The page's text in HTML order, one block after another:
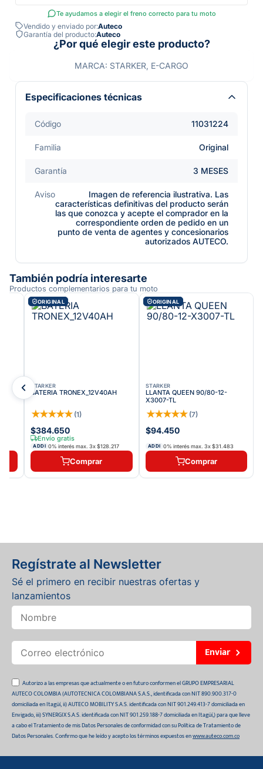
Te ayudamos a elegir el freno correcto para tu moto
Vendido y enviado por:Auteco
Garantía del producto:Auteco
¿Por qué elegir este producto?
MARCA: STARKER, E-CARGO
Especificaciones técnicas
Código 11031224
Familia Original
Garantía 3 MESES
Aviso
Imagen de referencia ilustrativa. Las
características definitivas del producto serán
las que conozca y acepte el comprador en la
correspondiente orden de pedido en un
punto de venta de agentes y concesionarios
autorizados AUTECO.
También podría interesarte
Productos complementarios para tu moto
ORIGINAL
STARKER
BATERIA TRONEX_12V40AH
★★★★★ (1)
$384.650
Envío gratis
ADDI 0% interés max.3x$128.217
Comprar
ORIGINAL
STARKER
LLANTA QUEEN 90/80-12-
X3007-TL
★★★★★ (7)
$94.450
ADDI 0% interés max. 3x$31.483
Comprar
Regístrate al Newsletter
Sé el primero en recibir nuestras ofertas y
lanzamientos
Enviar
Autorizo a las empresas que actualmente o en futuro conformen el GRUPO EMPRESARIAL
AUTECO COLOMBIA (AUTOTECNICA COLOMBIANA S.A.S., identificada con NIT 890.900.317-0
domiciliada en Itagüí, ii) AUTECO MOBILITY S.A.S. identificada con NIT 901.249.413-7 domiciliada en
Envigado, iii) SYNERGIX S.A.S. identificada con NIT 901.259.188-7 domiciliada en Itagüí,) para que lleve
a cabo el Tratamiento de mis Datos Personales de conformidad con su Política de Tratamiento de
Datos Personales. Confirmo que he leído y acepto los términos expuestos enwww.auteco.com.co